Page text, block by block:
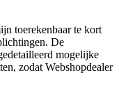
toerekenbaar te kort
De
mogelijke
zodat Webshopdealer